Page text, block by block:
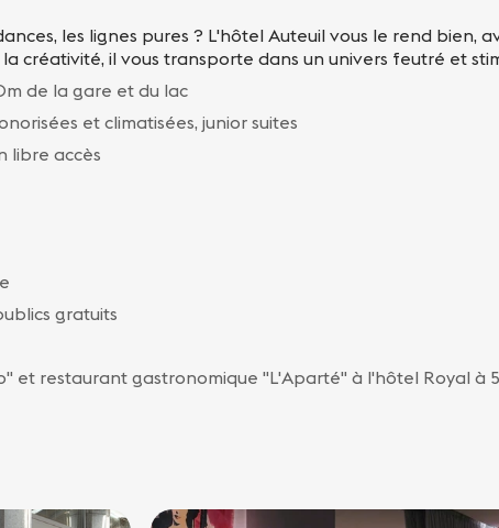
les lignes pures ? L'hôtel Auteuil vous le rend bien,
créativité, il vous transporte dans un univers feutré et
de la gare et du lac
et climatisées, junior suites
libre accès
gratuits
et restaurant gastronomique "L'Aparté" à l'hôtel Royal à